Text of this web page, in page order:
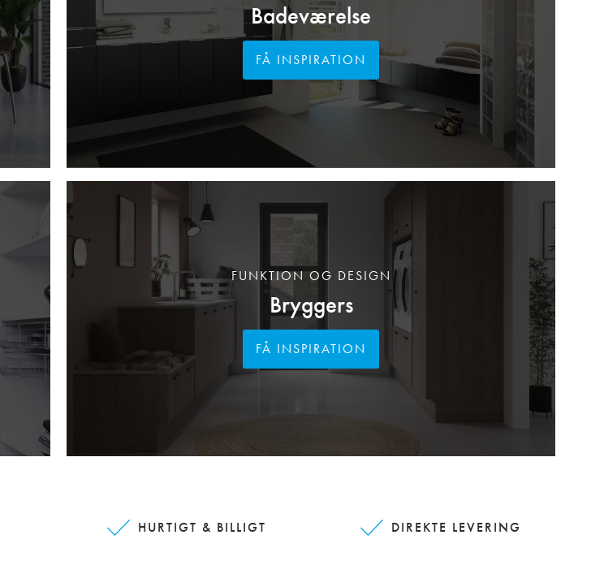
Badeværelse
FÅ INSPIRATION
Bryggers
FUNKTION OG DESIGN
FÅ INSPIRATION
HURTIGT & BILLIGT DIREKTE LEVERING